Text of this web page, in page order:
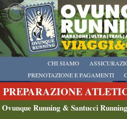
CHI SIAMO
PRENOTAZIONE E PAGAMENTI
PREPARAZIONE
Ovunque Running & Santucci